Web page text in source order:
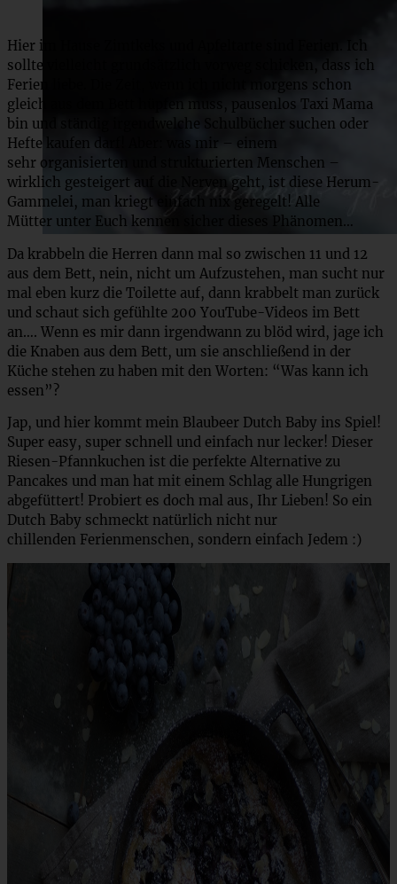
Hier im Hause Zimtkeks und Apfeltarte sind Ferien. Ich
sollte vielleicht grundsätzlich vorweg schicken, dass ich
Ferien liebe. Die Zeit, wenn ich nicht morgens schon
gleich aus dem Bett hüpfen muss, pausenlos Taxi Mama
bin und ständig irgendwelche Schulbücher suchen oder
Hefte kaufen darf! Aber: was mir – einem
sehr organisierten und strukturierten Menschen –
wirklich gesteigert auf die Nerven geht, ist diese Herum-
Gammelei, man kriegt einfach nix geregelt! Alle
Mütter unter Euch kennen sicher dieses Phänomen…
Da krabbeln die Herren dann mal so zwischen 11 und 12
aus dem Bett, nein, nicht um Aufzustehen, man sucht nur
mal eben kurz die Toilette auf, dann krabbelt man zurück
und schaut sich gefühlte 200 YouTube-Videos im Bett
an…. Wenn es mir dann irgendwann zu blöd wird, jage ich
die Knaben aus dem Bett, um sie anschließend in der
Küche stehen zu haben mit den Worten: “Was kann ich
essen”?
Jap, und hier kommt mein Blaubeer Dutch Baby ins Spiel!
Super easy, super schnell und einfach nur lecker! Dieser
Riesen-Pfannkuchen ist die perfekte Alternative zu
Pancakes und man hat mit einem Schlag alle Hungrigen
abgefüttert! Probiert es doch mal aus, Ihr Lieben! So ein
Dutch Baby schmeckt natürlich nicht nur
chillenden Ferienmenschen, sondern einfach Jedem :)